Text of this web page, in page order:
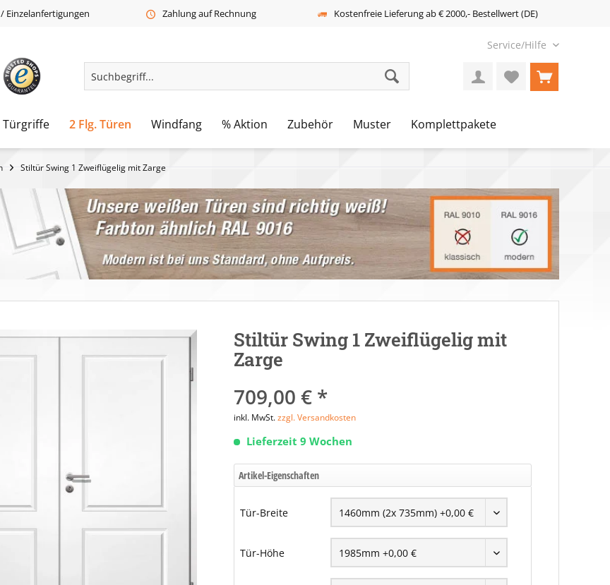
Einzelanfertigungen Zahlung auf Rechnung Kostenfreie Lieferung ab € 2000,- Bestellwert (DE)
Service/Hilfe
Türgriffe 2 Flg. Türen Windfang % Aktion Zubehör Muster Komplettpakete
Stiltür Swing 1 Zweiflügelig mit Zarge
Stiltür Swing 1 Zweiflügelig mit
Zarge
709,00 € *
inkl. MwSt.zzgl. Versandkosten
Lieferzeit 9 Wochen
Artikel-Eigenschaften
Tür-Breite
Tür-Höhe